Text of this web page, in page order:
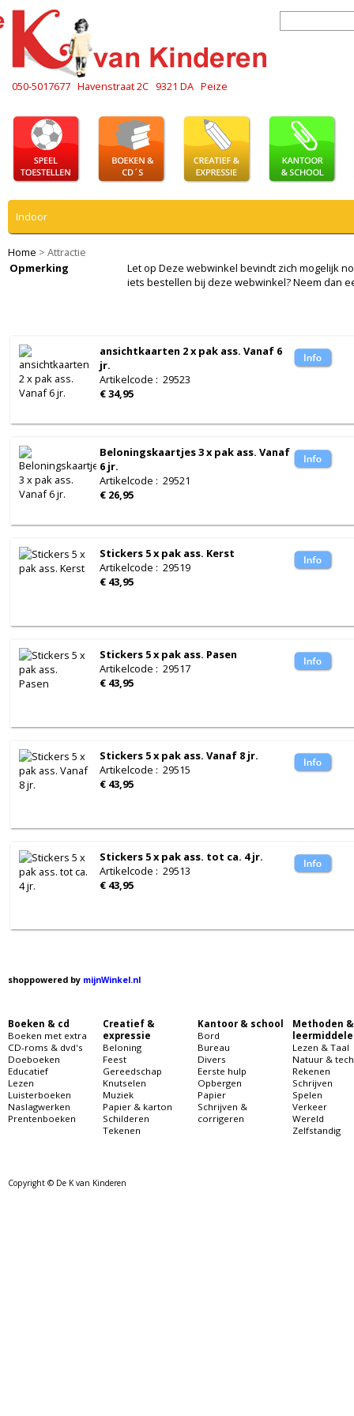
050-5017677 Havenstraat 2C 9321 DA Peize
Indoor
Home > Attractie
Opmerking
Let op Deze webwinkel bevindt zich mogelijk
iets bestellen bij deze webwinkel? Neem dan
ansichtkaarten 2 x pak ass. Vanaf 6
jr.
Artikelcode : 29523
€ 34,95
Beloningskaartjes 3 x pak ass. Vanaf
6 jr.
Artikelcode : 29521
€ 26,95
Stickers 5 x pak ass. Kerst
Artikelcode : 29519
€ 43,95
Stickers 5 x pak ass. Pasen
Artikelcode : 29517
€ 43,95
Stickers 5 x pak ass. Vanaf 8 jr.
Artikelcode : 29515
€ 43,95
Stickers 5 x pak ass. tot ca. 4 jr.
Artikelcode : 29513
€ 43,95
shoppowered by mijnWinkel.nl
Boeken & cd
Boeken met extra
CD-roms & dvd's
Doeboeken
Educatief
Lezen
Luisterboeken
Naslagwerken
Prentenboeken
Creatief &
expressie
Beloning
Feest
Gereedschap
Knutselen
Muziek
Papier & karton
Schilderen
Tekenen
Kantoor & school
Bord
Bureau
Divers
Eerste hulp
Opbergen
Papier
Schrijven &
corrigeren
Methoden &
Lezen & Taal
Natuur &
Rekenen
Schrijven
Spelen
Verkeer
Wereld
Zelfstandig
Copyright © De K van Kinderen